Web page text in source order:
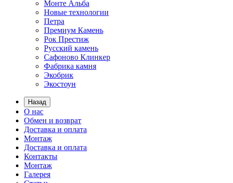
Монте Альба
Новые технологии
Петра
Премиум Камень
Рок Престиж
Русский камень
Сафоново Клинкер
Фабрика камня
Экобрик
Экостоун
Назад
О нас
Обмен и возврат
Доставка и оплата
Монтаж
Доставка и оплата
Контакты
Монтаж
Галерея